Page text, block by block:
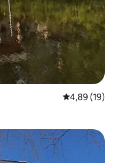
4,89 (19)